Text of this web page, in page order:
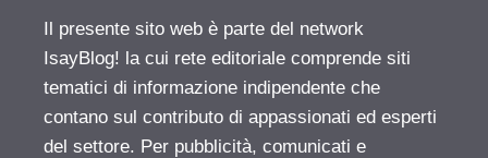
Il presente sito web è parte del network
IsayBlog! la cui rete editoriale comprende siti
tematici di informazione indipendente che
contano sul contributo di appassionati ed esperti
del settore. Per pubblicità, comunicati e